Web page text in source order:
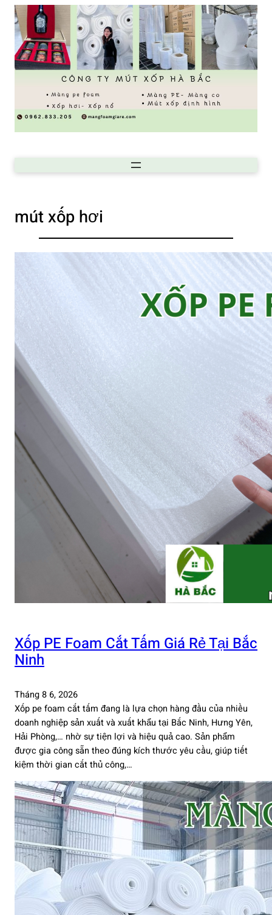
mút xốp hơi
Xốp PE Foam Cắt Tấm Giá Rẻ Tại Bắc
Ninh
Tháng 8 6, 2026
Xốp pe foam cắt tấm đang là lựa chọn hàng đầu của nhiều
doanh nghiệp sản xuất và xuất khẩu tại Bắc Ninh, Hưng Yên,
Hải Phòng,… nhờ sự tiện lợi và hiệu quả cao. Sản phẩm
được gia công sẵn theo đúng kích thước yêu cầu, giúp tiết
kiệm thời gian cắt thủ công,…